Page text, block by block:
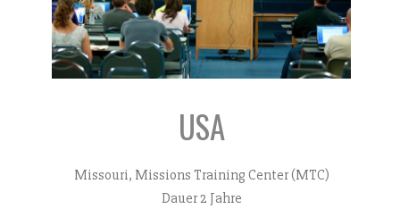
USA
Missouri, Missions Training Center (MTC)
Dauer 2 Jahre